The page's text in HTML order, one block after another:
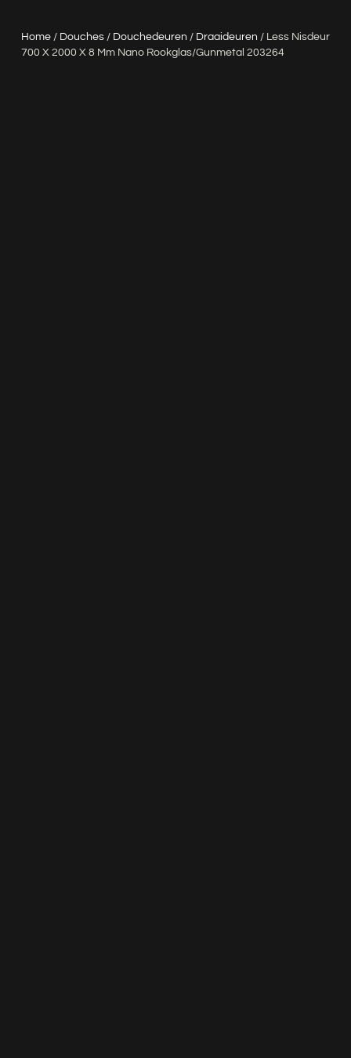
Home/ Douches/ Douchedeuren / Draaideuren / Less Nisdeur
700 X 2000 X 8 Mm Nano Rookglas/gunmetal 203264